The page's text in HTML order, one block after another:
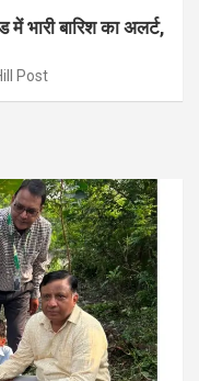
भारी बारिश का अलर्ट,
Post